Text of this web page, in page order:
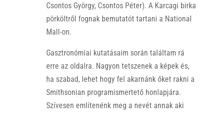
Csontos György, Csontos Péter). A Karcagi birka
pörköltről fognak bemutatót tartani a National
Mall-on.
Gasztronómiai kutatásaim során találtam rá
erre az oldalra. Nagyon tetszenek a képek és,
ha szabad, lehet hogy fel akarnánk őket rakni a
Smithsonian programismertető honlapjára.
Szívesen említenénk meg a nevét annak aki